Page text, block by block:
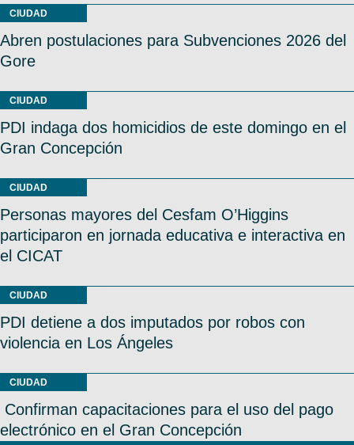
CIUDAD
Abren postulaciones para Subvenciones 2026 del
Gore
CIUDAD
PDI indaga dos homicidios de este domingo en el
Gran Concepción
CIUDAD
Personas mayores del Cesfam O’Higgins
participaron en jornada educativa e interactiva en
el CICAT
CIUDAD
PDI detiene a dos imputados por robos con
violencia en Los Ángeles
CIUDAD
Confirman capacitaciones para el uso del pago
electrónico en el Gran Concepción